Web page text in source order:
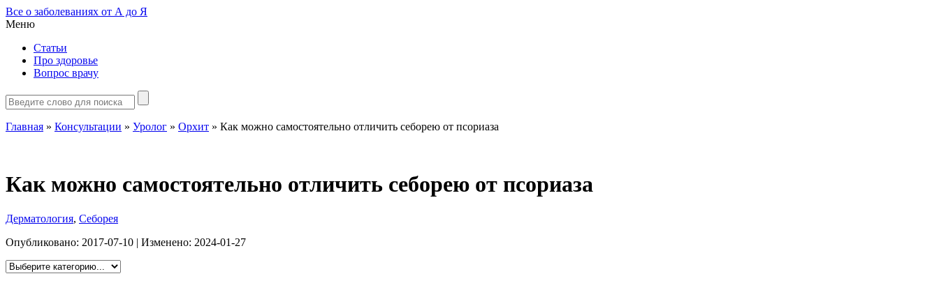
Все о заболеваниях от А до Я
Меню
Статьи
Про здоровье
Вопрос врачу
Главная » Консультации » Уролог » Орхит » Как можно самостоятельно отличить себорею от псориаза
Как можно самостоятельно отличить себорею от псориаза
Дерматология, Себорея
Опубликовано: 2017-07-10 | Изменено: 2024-01-27